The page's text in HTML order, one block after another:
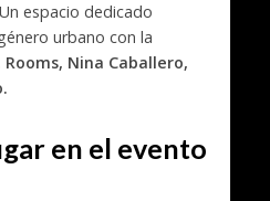
Un espacio dedicado
urbano con la
Rooms, Nina Caballero,
en el evento